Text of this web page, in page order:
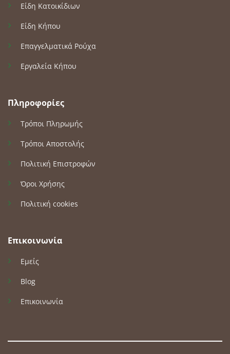
Είδη Κατοικίδιων
Είδη Κήπου
Επαγγελματικά Ρούχα
Εργαλεία Κήπου
Πληροφορίες
Τρόποι Πληρωμής
Τρόποι Αποστολής
Πολιτική Επιστροφών
Όροι Χρήσης
Πολιτική cookies
Επικοινωνία
Εμείς
Blog
Επικοινωνία